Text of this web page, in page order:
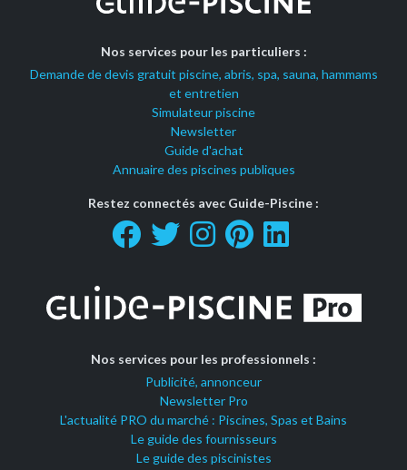
Nos services pour les particuliers :
Demande de devis gratuit piscine, abris, spa, sauna, hammams
et entretien
Simulateur piscine
Newsletter
Guide d'achat
Annuaire des piscines publiques
Restez connectés avec Guide-Piscine :
Nos services pour les professionnels :
Publicité, annonceur
Newsletter Pro
L'actualité PRO du marché : Piscines, Spas et Bains
Le guide des fournisseurs
Le guide des piscinistes